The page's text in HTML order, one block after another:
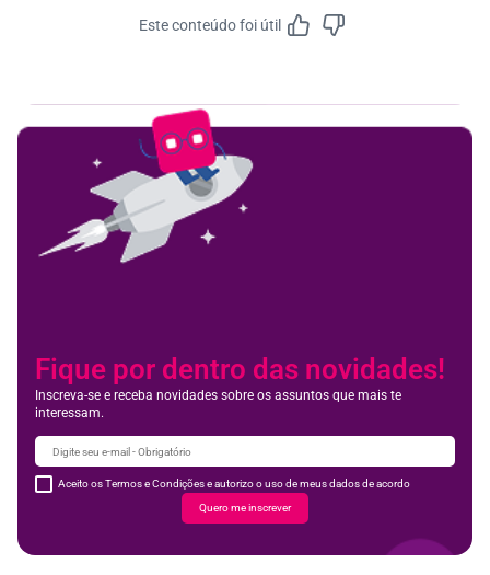
Este conteúdo foi útil
Fique por dentro das novidades!
Inscreva-se e receba novidades sobre os assuntos que mais te
interessam.
Aceito os Termos e Condições e autorizo o uso de meus dados de acordo
Quero me inscrever